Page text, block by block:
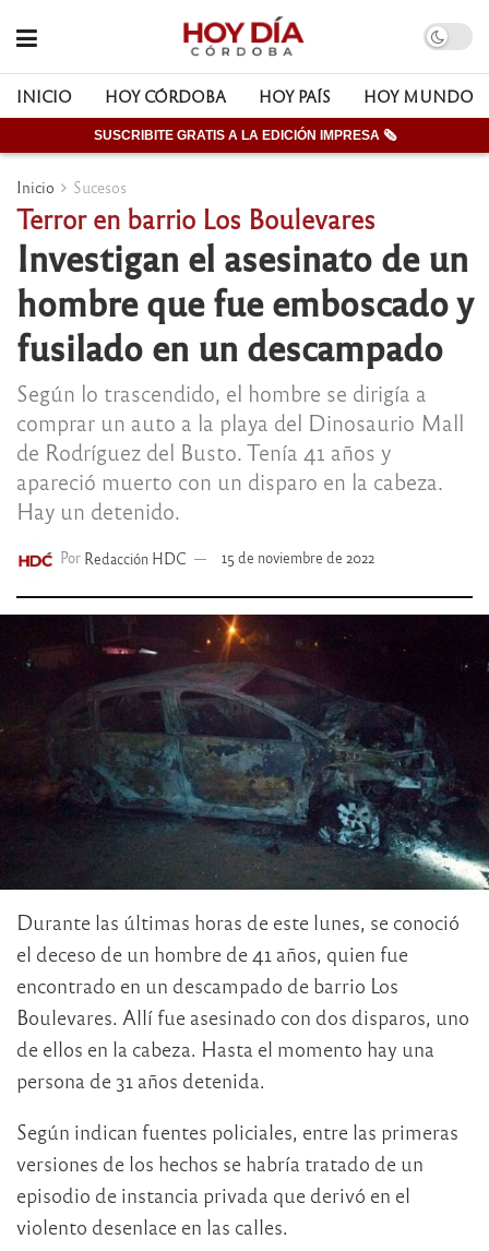
INICIO HOY CÓRDOBA HOY PAÍS HOY MUNDO
SUSCRIBITE GRATIS A LA EDICIÓN IMPRESA 🗞
Inicio Sucesos
Terror en barrio Los Boulevares
Investigan el asesinato de un
hombre que fue emboscado y
fusilado en un descampado
Según lo trascendido, el hombre se dirigía a
comprar un auto a la playa del Dinosaurio Mall
de Rodríguez del Busto. Tenía 41 años y
apareció muerto con un disparo en la cabeza.
Hay un detenido.
Por Redacción HDC 15 de noviembre de 2022
Durante las últimas horas de este lunes, se conoció
el deceso de un hombre de 41 años, quien fue
encontrado en un descampado de barrio Los
Boulevares. Allí fue asesinado con dos disparos, uno
de ellos en la cabeza. Hasta el momento hay una
persona de 31 años detenida.
Según indican fuentes policiales, entre las primeras
versiones de los hechos se habría tratado de un
episodio de instancia privada que derivó en el
violento desenlace en las calles.